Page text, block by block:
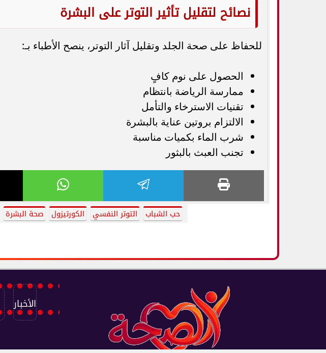
نصائح لتقليل تأثير التوتر على البشرة
للحفاظ على صحة الجلد وتقليل آثار التوتر، ينصح الأطباء بـ:
الحصول على نوم كافٍ
ممارسة الرياضة بانتظام
تقنيات الاسترخاء والتأمل
الالتزام بروتين عناية بالبشرة
شرب الماء بكميات مناسبة
تجنب العبث بالبثور
حب الشباب التوتر النفسي الكورتيزول صحة البشرة
الأخبار